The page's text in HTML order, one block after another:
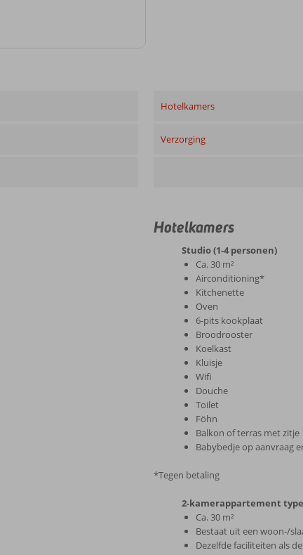
Hotelkamers
Verzorging
Hotelkamers
Studio (1-4 personen)
Ca. 30 m²
Airconditioning*
Kitchenette
Oven
6-pits kookplaat
Broodrooster
Koelkast
Kluisje
Wifi
Douche
Toilet
Föhn
Balkon of terras met zitje
Babybedje op aanvraag
*Tegen betaling
2-kamerappartement type
Ca. 30 m²
Bestaat uit een woon-/
Dezelfde faciliteiten als